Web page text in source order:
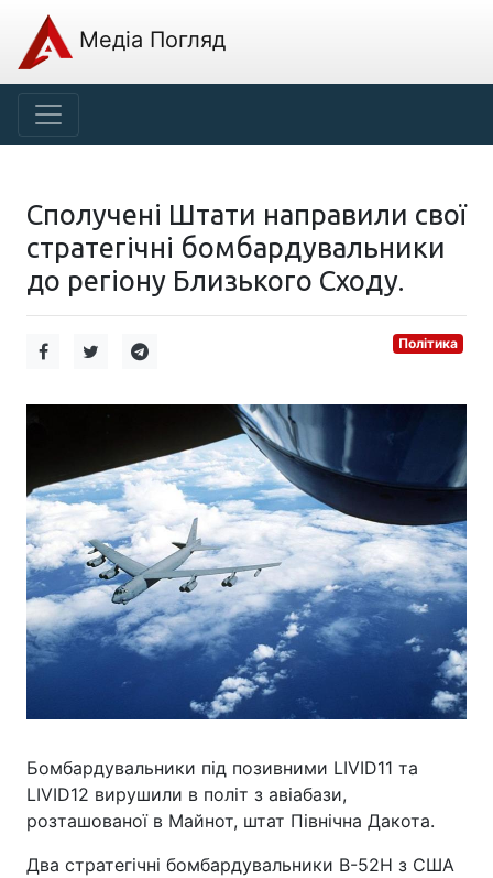
Медіа Погляд
Сполучені Штати направили свої
стратегічні бомбардувальники
до регіону Близького Сходу.
Політика
Бомбардувальники під позивними LIVID11 та
LIVID12 вирушили в політ з авіабази,
розташованої в Майнот, штат Північна Дакота.
Два стратегічні бомбардувальники B-52H з США